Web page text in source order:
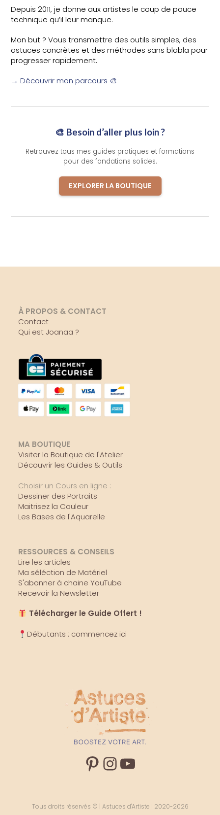
Depuis 2011, je donne aux artistes le coup de pouce
technique qu’il leur manque.
Mon but ? Vous transmettre des outils simples, des
astuces concrètes et des méthodes sans blabla pour
progresser rapidement.
→ Découvrir mon parcours 🎨
🎨 Besoin d’aller plus loin ?
Retrouvez tous mes guides pratiques et formations
pour des fondations solides.
EXPLORER LA BOUTIQUE
À PROPOS & CONTACT
Contact
Qui est Joanaa ?
MA BOUTIQUE
Visiter la Boutique de l'Atelier
Découvrir les Guides & Outils
Choisir un Cours en ligne :
Dessiner des Portraits
Maitrisez la Couleur
Les Bases de l'Aquarelle
RESSOURCES & CONSEILS
Lire les articles
Ma séléction de Matériel
S'abonner à chaine YouTube
Recevoir la Newsletter
Télécharger le Guide Offert !
Débutants : commencez ici
PinterestInstagram
YouTube
Tous droits réservés © | Astuces d'Artiste | 2020-2026